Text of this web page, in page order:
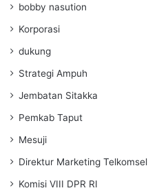
bobby nasution
Korporasi
dukung
Strategi Ampuh
Jembatan Sitakka
Pemkab Taput
Mesuji
Direktur Marketing Telkomsel
Komisi VIII DPR RI